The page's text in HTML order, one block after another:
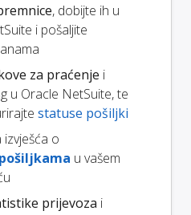
, dobijte ih u
i pošaljite
za praćenje i
u Oracle NetSuite, te
statuse pošiljki
o
u vašem
prijevoza i